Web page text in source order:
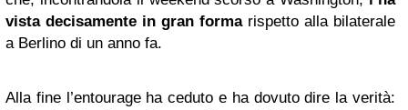
vista decisamente in gran formarispetto alla bilaterale
a Berlino di un anno fa.
Alla fine l’entourage ha ceduto e ha dovuto dire la verità: